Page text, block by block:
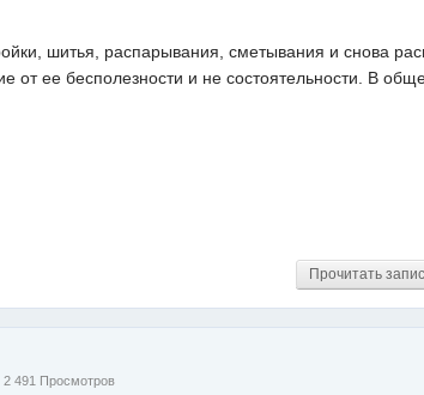
шитья, распарывания, сметывания и снова
от ее бесполезности и не состоятельности. В
Прочитать
2 491 Просмотров